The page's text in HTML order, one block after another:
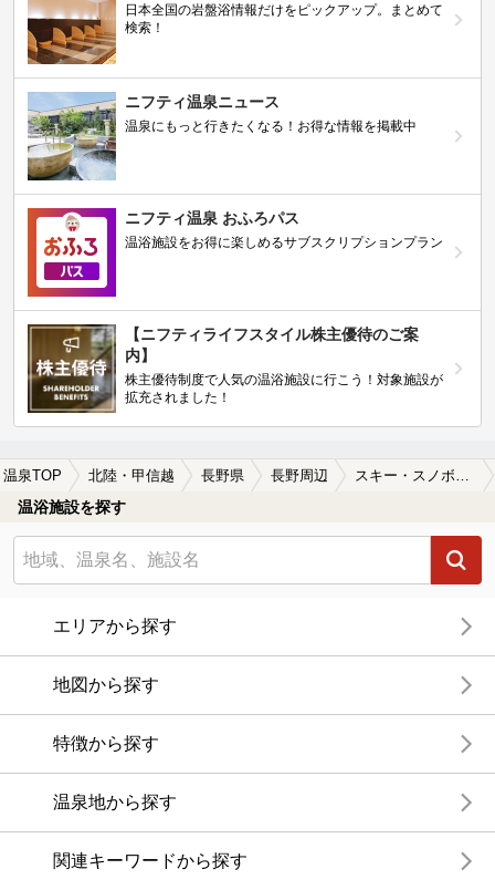
日本全国の岩盤浴情報だけをピックアップ。まとめて
検索！
ニフティ温泉ニュース
温泉にもっと行きたくなる！お得な情報を掲載中
ニフティ温泉 おふろパス
温浴施設をお得に楽しめるサブスクリプションプラン
【ニフティライフスタイル株主優待のご案
内】
株主優待制度で人気の温浴施設に行こう！対象施設が
拡充されました！
温泉TOP 北陸・甲信越 長野県 長野周辺 スキー・スノボが楽しめる長野周辺の温泉、日帰り温泉、スーパー銭湯おすすめ
温浴施設を探す
エリアから探す
地図から探す
特徴から探す
温泉地から探す
関連キーワードから探す